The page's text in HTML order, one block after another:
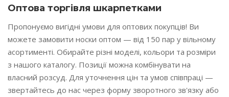
Оптова торгівля шкарпетками
Пропонуємо вигідні умови для оптових покупців! Ви
можете замовити носки оптом — від 150 пар у вільному
асортименті. Обирайте різні моделі, кольори та розміри
з нашого каталогу. Позиції можна комбінувати на
власний розсуд. Для уточнення цін та умов співпраці —
звертайтесь до нас через форму зворотного зв'язку або